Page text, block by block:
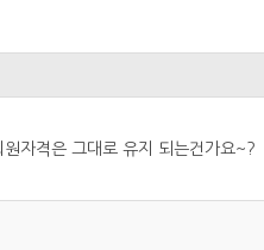
자격은 그대로 유지 되는건가요~?